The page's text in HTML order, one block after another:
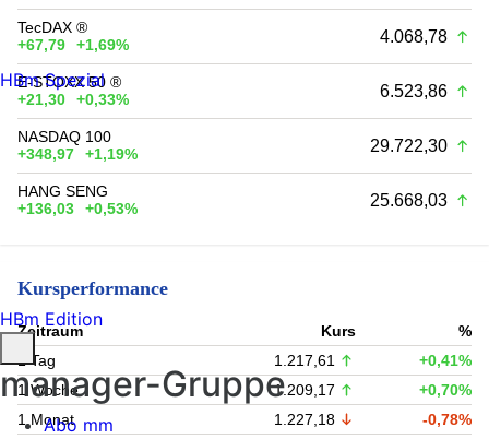
TecDAX ®
+67,79
+1,69% 4.068,78
E-STOXX 50 ®
+21,30
+0,33% 6.523,86
NASDAQ 100
+348,97
+1,19% 29.722,30
HANG SENG
+136,03
+0,53% 25.668,03
Kursperformance
Zeitraum Kurs
%
1 Tag
1.217,61
+0,41%
1 Woche
1.209,17
+0,70%
1 Monat
1.227,18
-0,78%
HBm Spezial
HBm Edition
manager-Gruppe
Abo mm